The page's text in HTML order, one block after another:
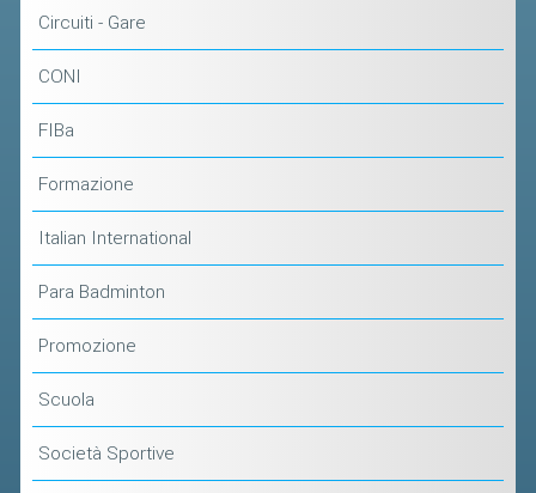
Circuiti - Gare
CONI
FIBa
Formazione
Italian International
Para Badminton
Promozione
Scuola
Società Sportive